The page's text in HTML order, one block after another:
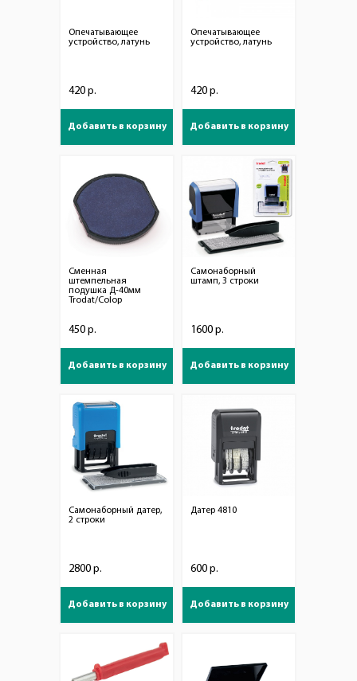
Опечатывающее
устройство, латунь
420 р.
Добавить в корзину
Опечатывающее
устройство, латунь
420 р.
Добавить в корзину
Сменная
штемпельная
подушка Д-40мм
Trodat/Colop
450 р.
Добавить в корзину
Самонаборный
штамп, 3 строки
1600 р.
Добавить в корзину
Самонаборный датер,
2 строки
2800 р.
Добавить в корзину
Датер 4810
600 р.
Добавить в корзину